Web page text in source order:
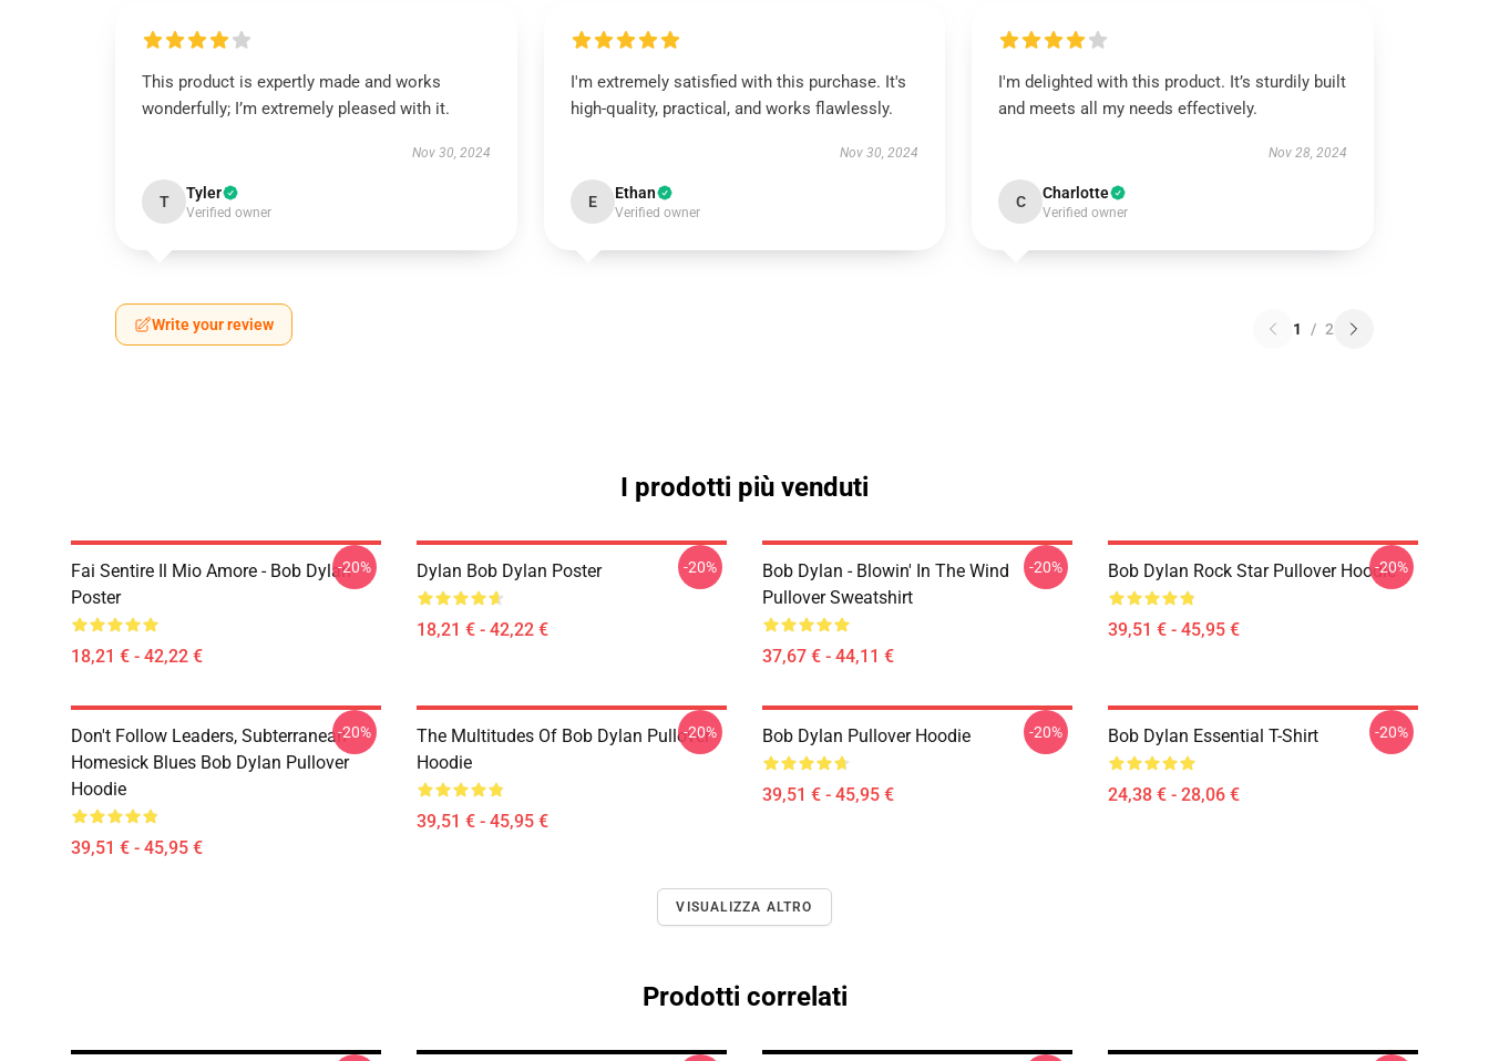
This product is expertly made and works
wonderfully; I’m extremely pleased with it.
Nov 30, 2024
T Tyler
Verified owner
I'm extremely satisfied with this purchase. It's
high-quality, practical, and works flawlessly.
Nov 30, 2024
E Ethan
Verified owner
I'm delighted with this product. It’s sturdily built
and meets all my needs effectively.
Nov 28, 2024
C Charlotte
Verified owner
Write your review 1 / 2
I prodotti più venduti
Fai Sentire Il Mio Amore - Bob Dylan
Poster
18,21 € - 42,22 €
-20% Dylan Bob Dylan Poster
18,21 € - 42,22 €
-20%
Bob Dylan - Blowin' In The Wind
Pullover Sweatshirt
37,67 € - 44,11 €
-20% Bob Dylan Rock Star Pullover Hoodie
39,51 € - 45,95 €
-20%
Don't Follow Leaders, Subterranean
Homesick Blues Bob Dylan Pullover
Hoodie
39,51 € - 45,95 €
-20%
The Multitudes Of Bob Dylan Pullover
Hoodie
39,51 € - 45,95 €
-20% Bob Dylan Pullover Hoodie
39,51 € - 45,95 €
-20% Bob Dylan Essential T-Shirt
24,38 € - 28,06 €
-20%
VISUALIZZA ALTRO
Prodotti correlati